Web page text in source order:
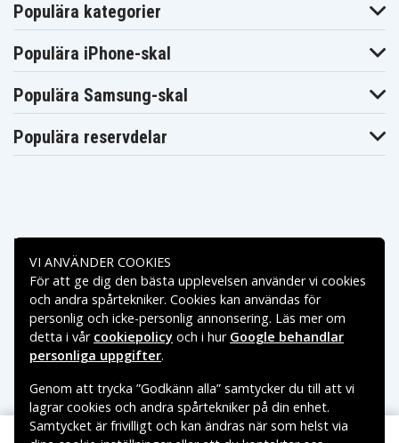
Populära kategorier
Populära iPhone-skal
Populära Samsung-skal
Populära reservdelar
Betalningsalternativ
Leveransalternativ
VI ANVÄNDER COOKIES
För att ge dig den bästa upplevelsen använder vi cookies
och andra spårtekniker. Cookies kan användas för
personlig och icke-personlig annonsering. Läs mer om
detta i vår cookiepolicy och i hur Google behandlar
personliga uppgifter.
Genom att trycka ”Godkänn alla” samtycker du till att vi
lagrar cookies och andra spårtekniker på din enhet.
Samtycket är frivilligt och kan ändras när som helst via